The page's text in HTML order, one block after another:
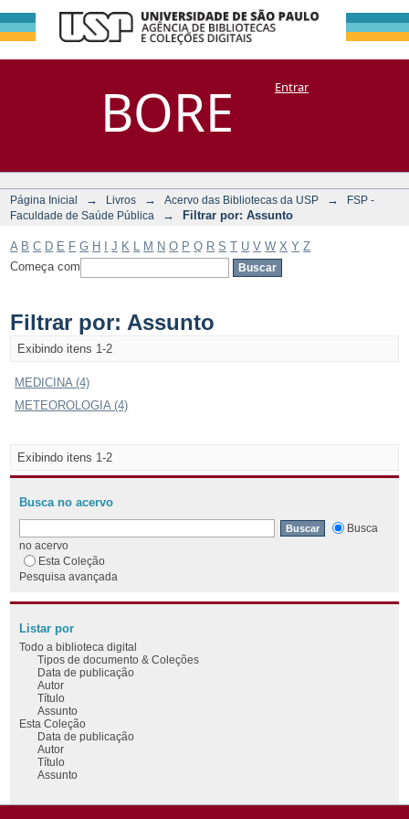
BORE
Filtrar por:
Assunto
DSpace/Manakin + CoriscoEntrar
Página Inicial → Livros → Acervo das Bibliotecas da USP →
FSP -
Faculdade de Saúde Pública
→ Filtrar por: Assunto
A B C D E F G H J K M N O P Q R S T U V W X Y Z
Começa com
Filtrar por: Assunto
Exibindo itens 1-2
MEDICINA (4)
METEOROLOGIA (4)
Exibindo itens 1-2
Busca no acervo
Busca
no acervo
Esta Coleção
Pesquisa avançada
Listar por
Todo a biblioteca digital
Tipos de documento & Coleções
Data de publicação
Autor
Título
Assunto
Esta Coleção
Data de publicação
Autor
Título
Assunto